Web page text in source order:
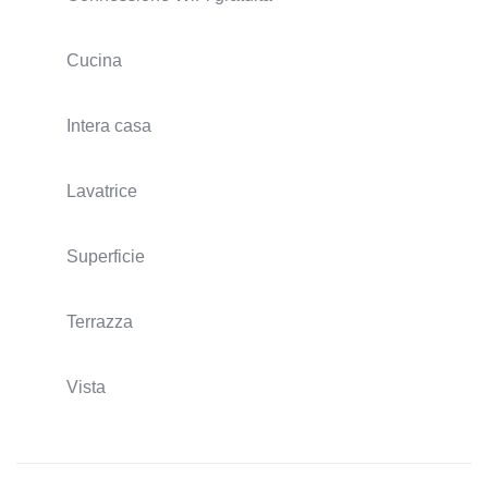
Cucina
Intera casa
Lavatrice
Superficie
Terrazza
Vista